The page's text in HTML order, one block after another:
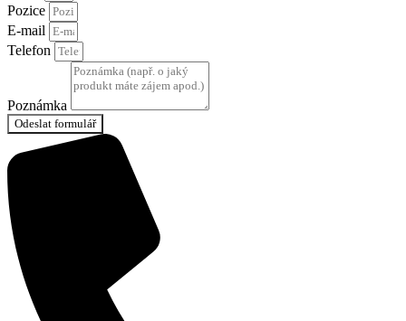
Pozice
E-mail
Telefon
Poznámka
Odeslat formulář